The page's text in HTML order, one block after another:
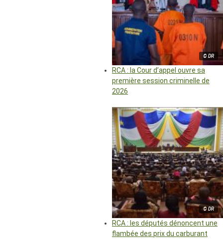
© DR
RCA : la Cour d’appel ouvre sa
première session criminelle de
2026
© DR
RCA : les députés dénoncent une
flambée des prix du carburant